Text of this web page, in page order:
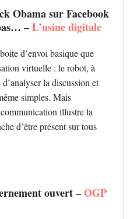
Obama sur Facebook
–L’usine digitale
d’envoi basique que
virtuelle : le robot, à
d’analyser la discussion et
simples. Mais
illustre la
d’être présent sur tous
ouvert –OGP